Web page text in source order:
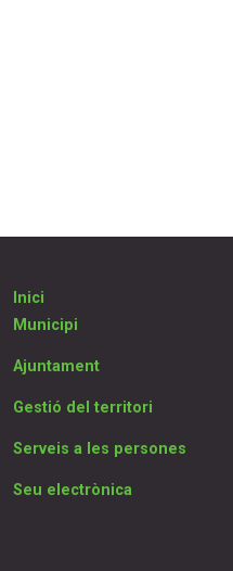
Inici
Municipi
Ajuntament
Gestió del territori
Serveis a les persones
Seu electrònica